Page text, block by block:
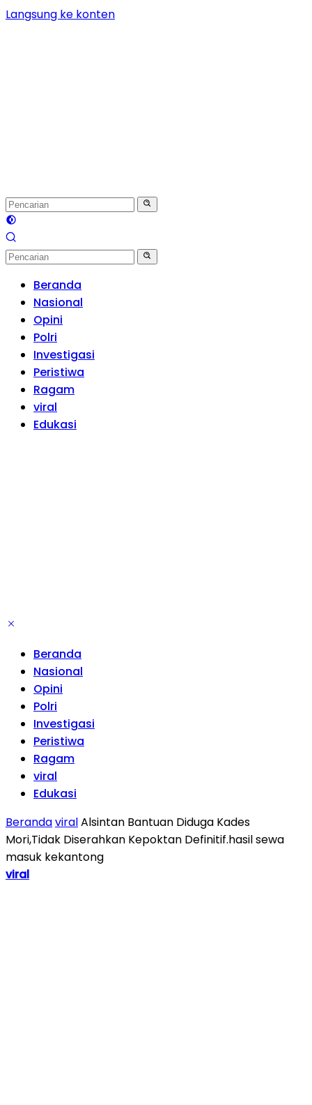
Langsung ke konten
Beranda
Nasional
Opini
Polri
Investigasi
Peristiwa
Ragam
viral
Edukasi
Beranda
Nasional
Opini
Polri
Investigasi
Peristiwa
Ragam
viral
Edukasi
BerandaviralAlsintan Bantuan Diduga Kades
Mori,Tidak Diserahkan Kepoktan Definitif.hasil sewa
masuk kekantong
viral